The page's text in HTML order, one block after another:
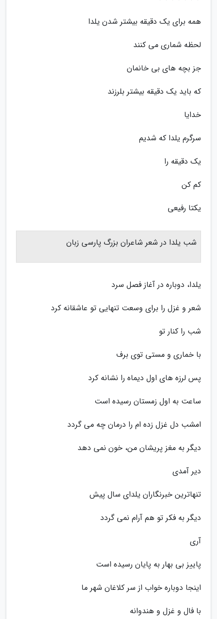
همه برای یک دقیقه بیشتر شدن یلدا
لحظه شماری می کنند
جز بچه های بی خانمان
که باید یک دقیقه بیشتر بلرزند
خدایا
سرگرم یلدا که شدیم
یک دقیقه را
کم کن
یکتا رفیعی
شب یلدا در شعر شاعران بزرگ پارسی زبان
یلدا، دوباره در آغاز فصل سرد
شعر و غزل را برای وسعت تنهایی تو عاشقانه کرد
شب را کنار تو
با خماری و مستی توی برف
پس لرزه های اول دیماه را نشانه کرد
ساعت به اول زمستان رسیده است
امشب دل غزل زده ام را درمان چه می گردد
دیگر به مغز پریشان من، خون نمی دهد
دیر آمدی
تنهاترین خبرنگاران یلدای سال پیش
دیگر به فکر تو هم آرام نمی گردد
آری
پاییز بی بهار به پایان رسیده است
اینجا دوباره خواب از سر کلاغان شهر ما
با فال و غزل و هندوانه